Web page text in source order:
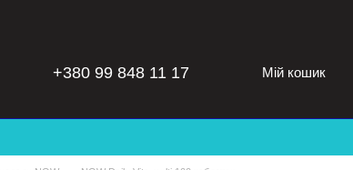
+380 99 848 11 17 Мій кошик